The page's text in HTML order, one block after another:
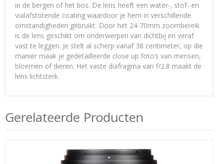
in de bergen of het bos. De lens heeft een water-, stof- en
vuilafstotende coating waardoor je hem in verschillende
omstandigheden gebruikt. Door het 24-70mm zoombereik
is de lens geschikt om onderwerpen van dichtbij en veraf
vast te leggen. Je stelt al scherp vanaf 38 centimeter, op die
manier maak je gedetailleerde close up foto’s van mensen,
bloemen of dieren. Het vaste diafragma van f/2.8 maakt de
lens lichtsterk.
Gerelateerde Producten